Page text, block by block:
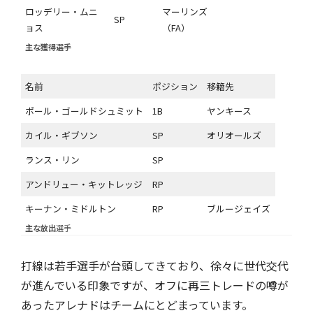
ロッデリー・ムニ
ョス
SP
マーリンズ
（FA）
主な獲得選手
名前 ポジション
移籍先
ポール・ゴールドシュミット
1B
ヤンキース
カイル・ギブソン
SP
オリオールズ
ランス・リン
SP
アンドリュー・キットレッジ
RP
キーナン・ミドルトン
RP ブルージェイズ
主な放出選手
打線は若手選手が台頭してきており、徐々に世代交代
が進んでいる印象ですが、オフに再三トレードの噂が
あったアレナドはチームにとどまっています。